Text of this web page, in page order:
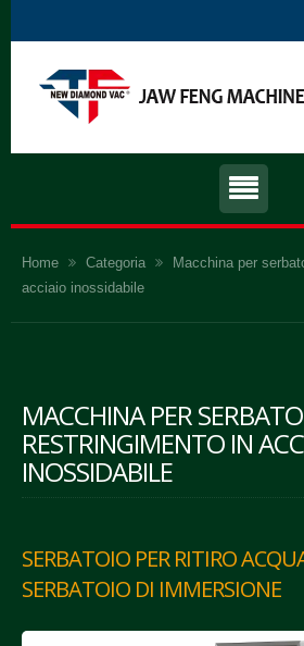
Home Categoria
Macchina per
acciaio inossidabile
MACCHINA PER
RESTRINGIMENTO IN
INOSSIDABILE
SERBATOIO PER RITIRO
SERBATOIO DI IMMERSIONE